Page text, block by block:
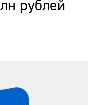
рублей